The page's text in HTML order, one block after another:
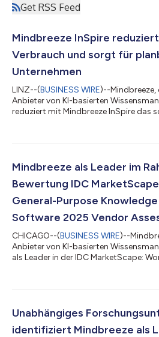
Get RSS Feed
Mindbreeze InSpire
Verbrauch und sorgt für
Unternehmen
LINZ--(BUSINESS WIRE)--
Anbieter von KI-basierten
reduziert mit Mindbreeze InSpire das
Nutzung großer Sprachmodelle
belastet. Mindbreeze InSpire
ausschließ...
Mindbreeze als Leader im
Bewertung IDC
General-Purpose
Software 2025 Vendor
CHICAGO--(BUSINESS WIRE)--
Anbieter von KI-basierten
als Leader in der IDC MarketScape:
IDC MarketScape bewertet 14
Schlüsselkriterien für den Erfolg in
„Capabilities“ und „Strategies“. Laden
Unabhängiges
identifiziert Mindbreeze als